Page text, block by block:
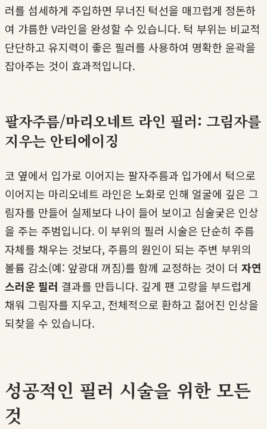
러를 섬세하게 주입하면 무너진 턱선을 매끄럽게 정돈하
여 갸름한 V라인을 완성할 수 있습니다. 턱 부위는 비교적
단단하고 유지력이 좋은 필러를 사용하여 명확한 윤곽을
잡아주는 것이 효과적입니다.
팔자주름/마리오네트 라인 필러: 그림자를
지우는 안티에이징
코 옆에서 입가로 이어지는 팔자주름과 입가에서 턱으로
이어지는 마리오네트 라인은 노화로 인해 얼굴에 깊은 그
림자를 만들어 실제보다 나이 들어 보이고 심술궂은 인상
을 주는 주범입니다. 이 부위의 필러 시술은 단순히 주름
자체를 채우는 것보다, 주름의 원인이 되는 주변 부위의
볼륨 감소(예: 앞광대 꺼짐)를 함께 교정하는 것이 더 자연
스러운 필러 결과를 만듭니다. 깊게 팬 고랑을 부드럽게
채워 그림자를 지우고, 전체적으로 환하고 젊어진 인상을
되찾을 수 있습니다.
성공적인 필러 시술을 위한 모든
것